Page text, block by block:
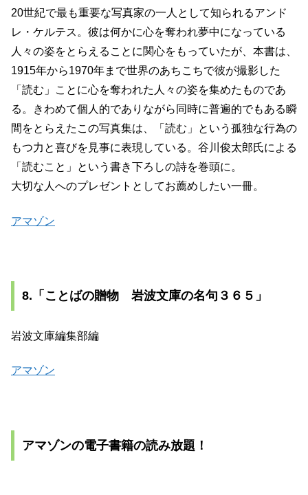
20世紀で最も重要な写真家の一人として知られるアンド
レ・ケルテス。彼は何かに心を奪われ夢中になっている
人々の姿をとらえることに関心をもっていたが、本書は、
1915年から1970年まで世界のあちこちで彼が撮影した
「読む」ことに心を奪われた人々の姿を集めたものであ
る。きわめて個人的でありながら同時に普遍的でもある瞬
間をとらえたこの写真集は、「読む」という孤独な行為の
もつ力と喜びを見事に表現している。谷川俊太郎氏による
「読むこと」という書き下ろしの詩を巻頭に。
大切な人へのプレゼントとしてお薦めしたい一冊。
アマゾン
8.「ことばの贈物 岩波文庫の名句３６５」
岩波文庫編集部編
アマゾン
アマゾンの電子書籍の読み放題！